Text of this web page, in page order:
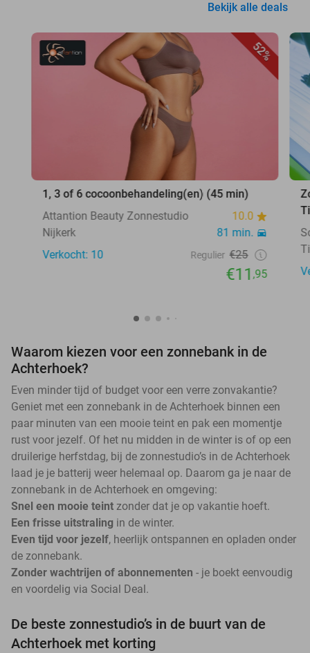
Bekijk alle deals
52%
1, 3 of 6 cocoonbehandeling(en) (45 min)
Attantion Beauty Zonnestudio
10.0
Nijkerk
81 min.
Verkocht: 10
Regulier €25
€11,95
Waarom kiezen voor een zonnebank in de
Achterhoek?
Even minder tijd of budget voor een verre zonvakantie?
Geniet met een zonnebank in de Achterhoek binnen een
paar minuten van een mooie teint en pak een momentje
rust voor jezelf. Of het nu midden in de winter is of op een
druilerige herfstdag, bij de zonnestudio’s in de Achterhoek
laad je je batterij weer helemaal op. Daarom ga je naar de
zonnebank in de Achterhoek en omgeving:
Snel een mooie teint zonder dat je op vakantie hoeft.
Een frisse uitstraling in de winter.
Even tijd voor jezelf, heerlijk ontspannen en opladen onder
de zonnebank.
Zonder wachtrijen of abonnementen - je boekt eenvoudig
en voordelig via Social Deal.
De beste zonnestudio’s in de buurt van de
Achterhoek met korting